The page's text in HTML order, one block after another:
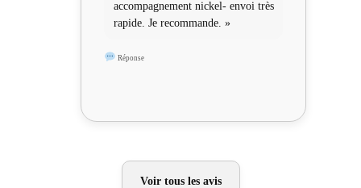
accompagnement nickel- envoi très
rapide. Je recommande. »
Réponse
Voir tous les avis